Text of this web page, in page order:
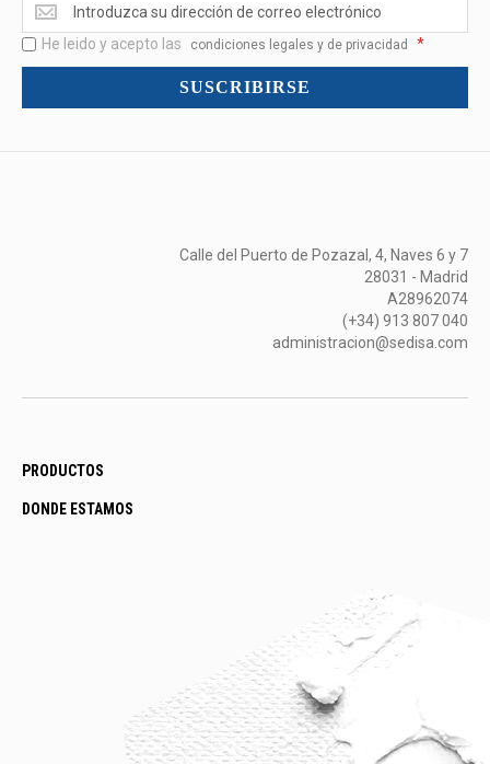
<br>Novedades
y
mucho
He leido y acepto las condiciones legales y de privacidad *
SUSCRIBIRSE
Calle del Puerto de Pozazal, 4, Naves 6 y 7
28031 - Madrid
A28962074
(+34) 913 807 040
administracion@sedisa.com
PRODUCTOS
DONDE ESTAMOS